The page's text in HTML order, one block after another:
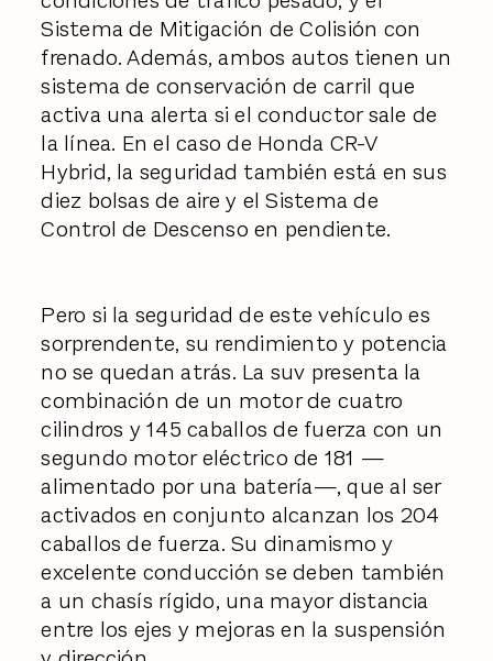
Sistema de Mitigación de Colisión con
frenado. Además, ambos autos tienen un
sistema de conservación de carril que
activa una alerta si el conductor sale de
la línea. En el caso de Honda CR-V
Hybrid, la seguridad también está en sus
diez bolsas de aire y el Sistema de
Control de Descenso en pendiente.
Pero si la seguridad de este vehículo es
sorprendente, su rendimiento y potencia
no se quedan atrás. La suv presenta la
combinación de un motor de cuatro
cilindros y 145 caballos de fuerza con un
segundo motor eléctrico de 181 —
alimentado por una batería—, que al ser
activados en conjunto alcanzan los 204
caballos de fuerza. Su dinamismo y
excelente conducción se deben también
a un chasís rígido, una mayor distancia
entre los ejes y mejoras en la suspensión